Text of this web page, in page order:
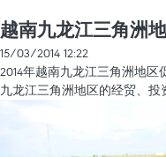
越南九龙江三角洲
15/03/2014 12:22
2014年越南九龙江三角洲地
九龙江三角洲地区的经贸、投